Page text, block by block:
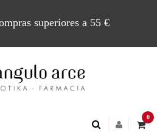
superiores a 55 €
0